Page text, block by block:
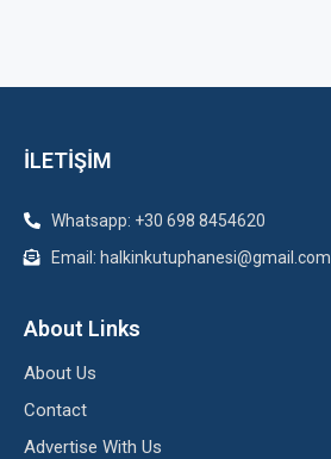
İLETİŞİM
Whatsapp: +30 698 8454620
Email: halkinkutuphanesi@gmail.com
About Links
About Us
Contact
Advertise With Us